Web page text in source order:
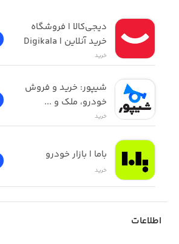
خرید آنلاین | Digikala
خرید
خودرو، ملک و ...
خرید
باما | بازار خودرو
خرید
اطلاعات